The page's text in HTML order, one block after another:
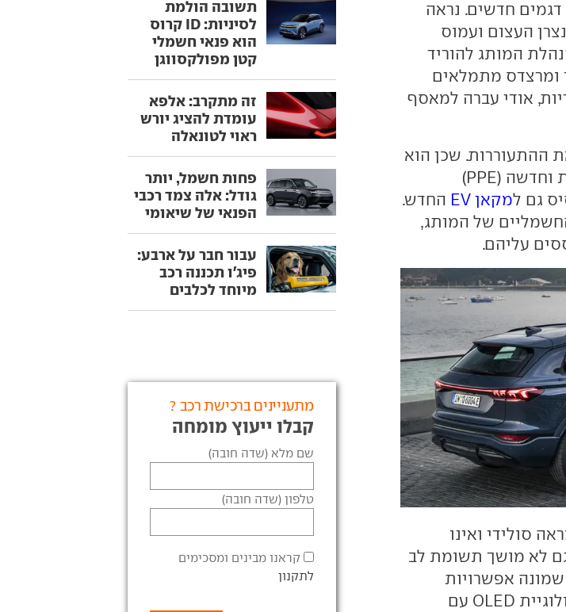
חדשים. נראה
העצום ועמוס
המותג להוריד
ומרצדס מתמלאים
אודי עברה למאסף
ההתעוררות. שכן הוא
דגם ראשון על בסיס פלטפורמה ייעודית וחדשה (PPE)
גם למקאן EV
החדש.
של המותג,
סולידי ואינו
לא מושך תשומת לב
אפשרויות
שונות לחתימת האור והאחוריות בטכנולוגיית OLED עם
תשובה הולמת
לסיניות: ID קרוס
הוא פנאי חשמלי
קטן מפולקסווגן
זה מתקרב: אלפא
עומדת להציג יורש
ראוי לטונאלה
פחות חשמל, יותר
גודל: אלה צמד רכבי
הפנאי של שיאומי
עבור חבר על ארבע:
פיג'ו תכננה רכב
מיוחד לכלבים
מתעניינים ברכישת רכב ?
קבלו ייעוץ מומחה
שם מלא (שדה חובה)
טלפון (שדה חובה)
קראנו מבינים ומסכימים
לתקנון